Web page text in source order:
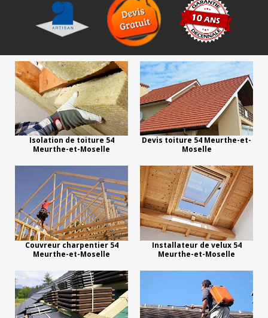
Isolation de toiture 54
Meurthe-et-Moselle
Devis toiture 54 Meurthe-et-
Moselle
Couvreur charpentier 54
Meurthe-et-Moselle
Installateur de velux 54
Meurthe-et-Moselle